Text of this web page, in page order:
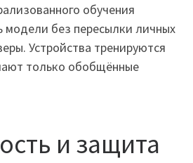
обучения
модели без пересылки личных
Устройства тренируются
только обобщённые
и защита